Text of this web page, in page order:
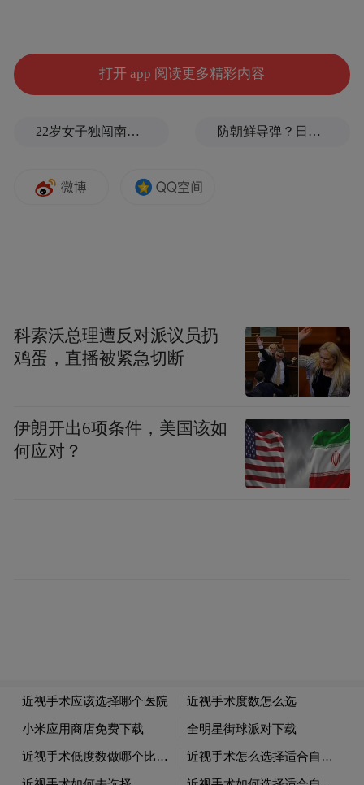
激光与ICL无优劣之分:“适配”是金标准
面对激光和ICL两种主流术式，许多患者及家
“每种手术方式适应的眼部条件不同，没有最
好，只有最适配。”徐英男举例，不少高度近
视、高度散光患者同时符合激光和ICL手术条
件，常感到困惑。她指出，两种术式并无绝
对优劣，均可矫正600度以内散光，最终选择
二十余年，技术成熟、安全稳定。据STAAR
Surgical公司2026年2月25日发布的数据，全
球ICL晶体累计植入量已突破400万枚。
打开 app 阅读更多精彩内容
22岁女子独闯南太行失联13天，最后轨迹定位已确认 防朝鲜导弹？日本东京拟在东京站地下建“弹道导弹避难所”
科索沃总理遭反对派议员扔
鸡蛋，直播被紧急切断
伊朗开出6项条件，美国该如
何应对？